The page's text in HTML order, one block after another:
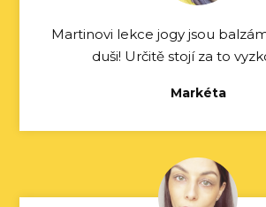
Martinovi lekce jogy jsou
duši! Určitě stojí za to
Markéta